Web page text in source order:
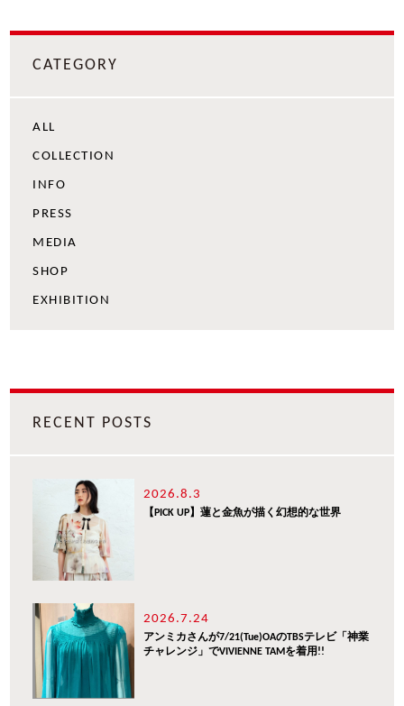
CATEGORY
ALL
COLLECTION
INFO
PRESS
MEDIA
SHOP
EXHIBITION
RECENT POSTS
2026.8.3
【PICK UP】蓮と金魚が描く幻想的な世界
2026.7.24
アンミカさんが7/21(Tue)OAのTBSテレビ「神業
チャレンジ」でVIVIENNE TAMを着用!!